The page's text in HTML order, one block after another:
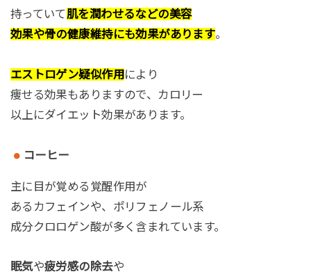
持っていて肌を潤わせるなどの美容
効果や骨の健康維持にも効果があります。
エストロゲン疑似作用 により
痩せる効果もありますので、カロリー
以上にダイエット効果があります。
コーヒー
主に目が覚める覚醒作用が
あるカフェインや、ポリフェノール系
成分クロロゲン酸が多く含まれています。
眠気や疲労感の除去や